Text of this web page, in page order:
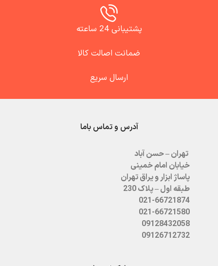
پشتیبانی 24 ساعته
ضمانت اصالت کالا
ارسال سریع
آدرس و تماس باما
تهران – حسن آباد
خیابان امام خمینی
پاساژ ابزار و یراق تهران
طبقه اول – پلاک 230
021-66721874
021-66721580
09128432058
09126712732